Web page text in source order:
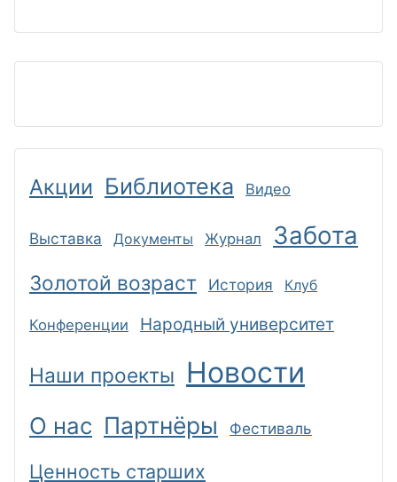
Акции Библиотека Видео
Выставка Документы Журнал Забота
Золотой возраст История Клуб
Конференции Народный университет
Наши проекты Новости
О нас Партнёры Фестиваль
Ценность старших